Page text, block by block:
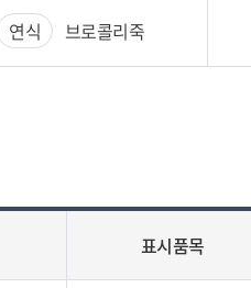
연식 브로콜리죽
표시품목